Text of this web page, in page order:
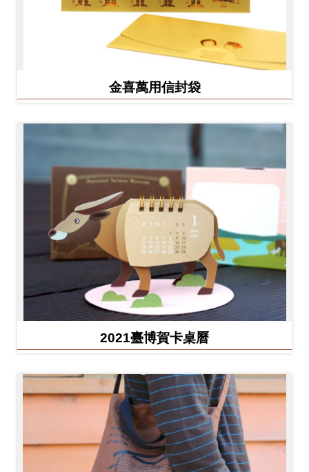
金喜萬用信封袋
2021臺博賀卡桌曆